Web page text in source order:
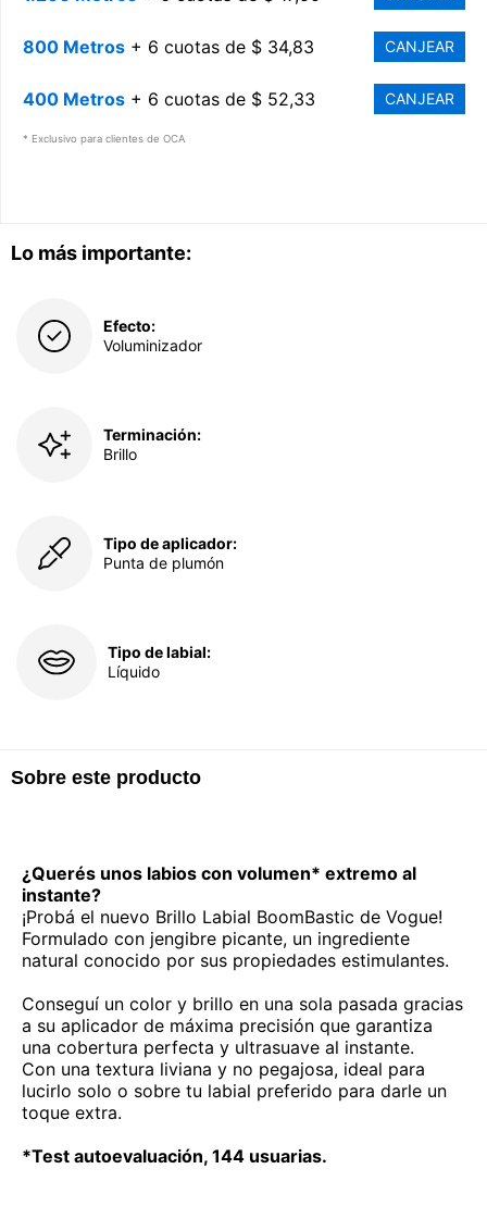
Lo más importante:
Efecto:
Voluminizador
Terminación:
Brillo
Tipo de aplicador:
Punta de plumón
Tipo de labial:
Líquido
Sobre este producto
¿Querés unos labios con volumen* extremo al
instante?
¡Probá el nuevo Brillo Labial BoomBastic de Vogue!
Formulado con jengibre picante, un ingrediente
natural conocido por sus propiedades estimulantes.
Conseguí un color y brillo en una sola pasada gracias
a su aplicador de máxima precisión que garantiza
una cobertura perfecta y ultrasuave al instante.
Con una textura liviana y no pegajosa, ideal para
lucirlo solo o sobre tu labial preferido para darle un
toque extra.
*Test autoevaluación, 144 usuarias.
800 Metros + 6 cuotas de $ 34,83 CANJEAR
400 Metros + 6 cuotas de $ 52,33 CANJEAR
* Exclusivo para clientes de OCA